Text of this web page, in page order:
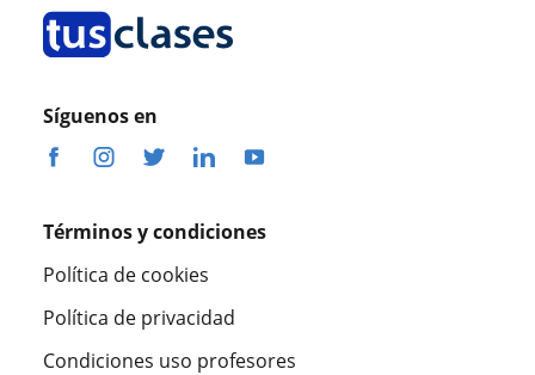
Síguenos en
Términos y condiciones
Política de cookies
Política de privacidad
Condiciones uso profesores